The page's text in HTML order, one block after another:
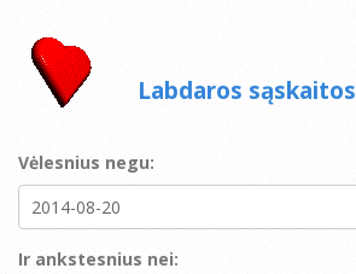
Labdaros sąskaitos
Vėlesnius negu:
Ir ankstesnius nei: